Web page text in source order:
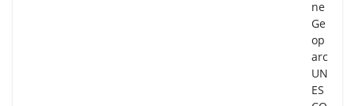
ne
Ge
op
arc
UN
ES